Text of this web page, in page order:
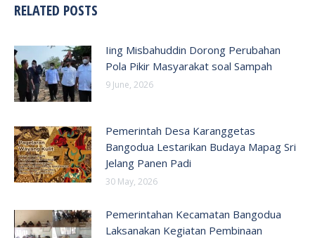
RELATED POSTS
Iing Misbahuddin Dorong Perubahan
Pola Pikir Masyarakat soal Sampah
9 June, 2026
Pemerintah Desa Karanggetas
Bangodua Lestarikan Budaya Mapag Sri
Jelang Panen Padi
30 May, 2026
Pemerintahan Kecamatan Bangodua
Laksanakan Kegiatan Pembinaan